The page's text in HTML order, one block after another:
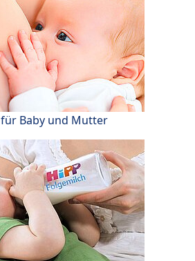
Baby und Mutter